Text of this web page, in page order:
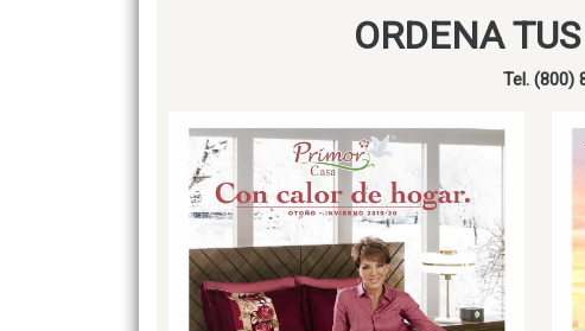
ORDENA
Tel. (800)